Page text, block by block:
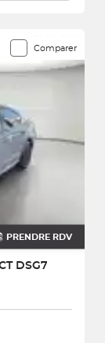
Comparer
PRENDRE RDV
DSG7